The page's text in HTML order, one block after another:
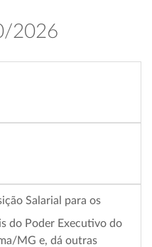
2026
Salarial para os
do Poder Executivo do
MG e, dá outras